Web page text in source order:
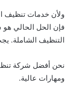
ولأن خدمات تنظيف
فإن الحل الحالي
التنظيف الشاملة.
نحن أفضل شركة
ومهارات عالية.